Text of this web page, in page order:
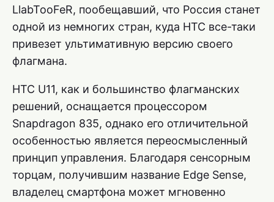
LlabTooFeR, пообещавший, что Россия станет
одной из немногих стран, куда HTC все-таки
привезет ультимативную версию своего
флагмана.
HTC U11, как и большинство флагманских
решений, оснащается процессором
Snapdragon 835, однако его отличительной
особенностью является переосмысленный
принцип управления. Благодаря сенсорным
торцам, получившим название Edge Sense,
владелец смартфона может мгновенно